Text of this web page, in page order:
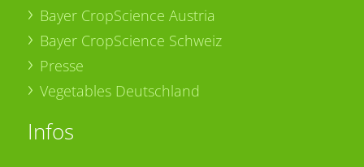
Bayer CropScience Austria
Bayer CropScience Schweiz
Presse
Vegetables Deutschland
Infos